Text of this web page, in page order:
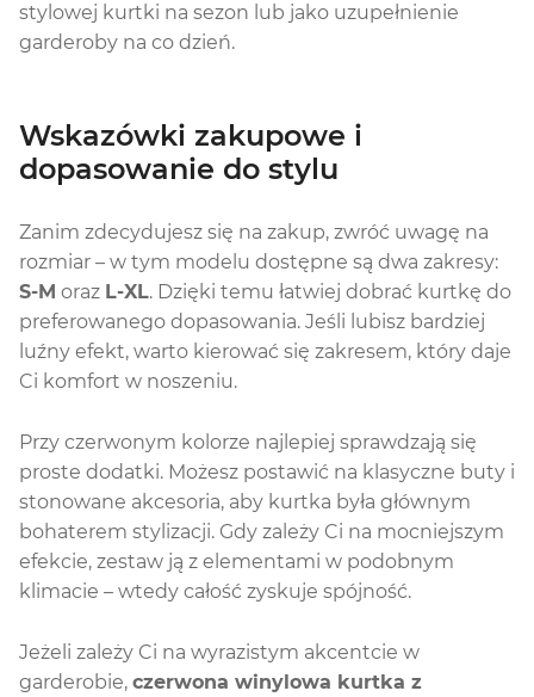
stylowej kurtki na sezon lub jako uzupełnienie
garderoby na co dzień.
Wskazówki zakupowe i
dopasowanie do stylu
Zanim zdecydujesz się na zakup, zwróć uwagę na
rozmiar – w tym modelu dostępne są dwa zakresy:
S-M oraz L-XL. Dzięki temu łatwiej dobrać kurtkę do
preferowanego dopasowania. Jeśli lubisz bardziej
luźny efekt, warto kierować się zakresem, który daje
Ci komfort w noszeniu.
Przy czerwonym kolorze najlepiej sprawdzają się
proste dodatki. Możesz postawić na klasyczne buty i
stonowane akcesoria, aby kurtka była głównym
bohaterem stylizacji. Gdy zależy Ci na mocniejszym
efekcie, zestaw ją z elementami w podobnym
klimacie – wtedy całość zyskuje spójność.
Jeżeli zależy Ci na wyrazistym akcentcie w
garderobie, czerwona winylowa kurtka z